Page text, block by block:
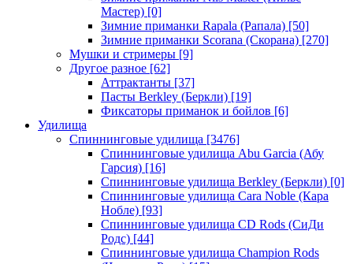
Мастер) [0]
Зимние приманки Rapala (Рапала) [50]
Зимние приманки Scorana (Скорана) [270]
Мушки и стримеры [9]
Другое разное [62]
Аттрактанты [37]
Пасты Berkley (Беркли) [19]
Фиксаторы приманок и бойлов [6]
Удилища
Спиннинговые удилища [3476]
Спиннинговые удилища Abu Garcia (Абу
Гарсия) [16]
Спиннинговые удилища Berkley (Беркли) [0]
Спиннинговые удилища Cara Noble (Кара
Нобле) [93]
Спиннинговые удилища CD Rods (СиДи
Родс) [44]
Спиннинговые удилища Champion Rods